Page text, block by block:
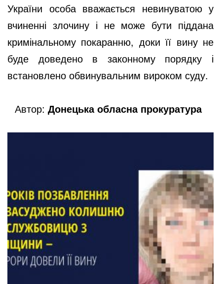
України особа вважається невинуватою у
вчиненні злочину і не може бути піддана
кримінальному покаранню, доки її вину не
буде доведено в законному порядку і
встановлено обвинувальним вироком суду.
Автор: Донецька обласна прокуратура